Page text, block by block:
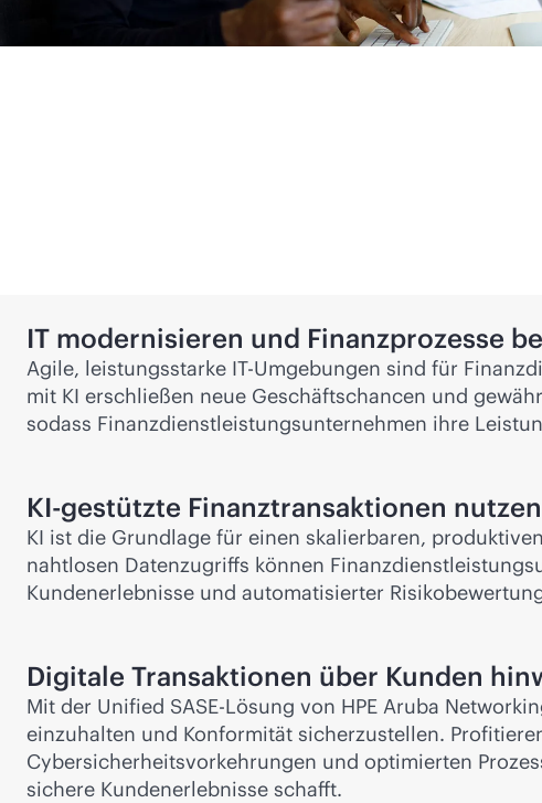
IT modernisieren und Finanzprozesse
Agile, leistungsstarke IT-Umgebungen sind für
mit KI erschließen neue Geschäftschancen und
sodass Finanzdienstleistungsunternehmen ihre
KI-gestützte Finanztransaktionen nutzen
KI ist die Grundlage für einen skalierbaren,
nahtlosen Datenzugriffs können
Kundenerlebnisse und automatisierter
Digitale Transaktionen über Kunden
Mit der Unified SASE-Lösung von HPE Aruba
einzuhalten und Konformität sicherzustellen.
Cybersicherheitsvorkehrungen und optimierten
sichere Kundenerlebnisse schafft.